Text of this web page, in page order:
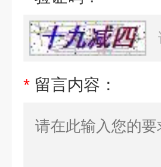
* 留言内容：